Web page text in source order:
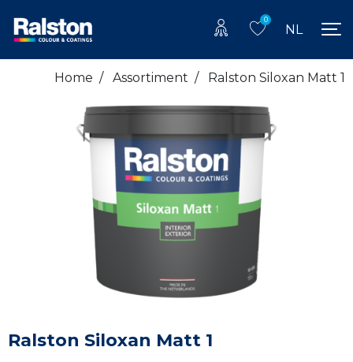
0
NL
Home / Assortiment / Ralston Siloxan Matt 1
Ralston Siloxan Matt 1